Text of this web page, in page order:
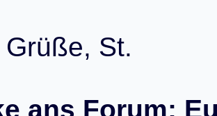
Grüße, St.
ans Forum;